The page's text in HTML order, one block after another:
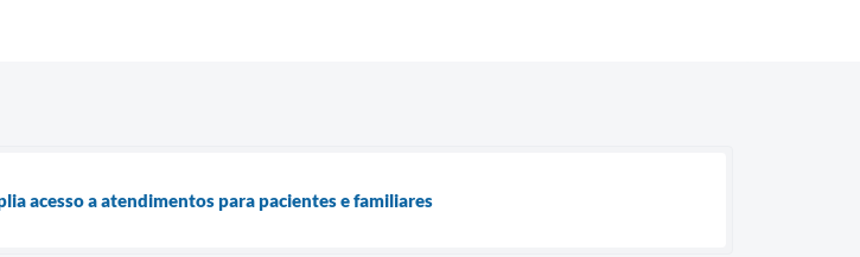
acesso a atendimentos para pacientes e familiares